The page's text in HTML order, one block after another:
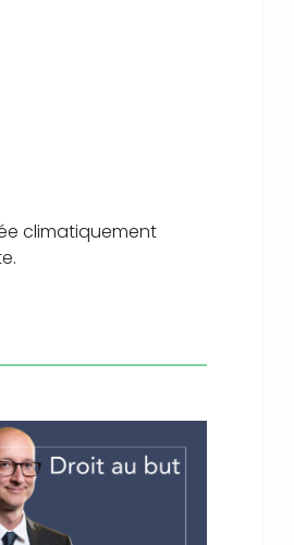
climatiquement